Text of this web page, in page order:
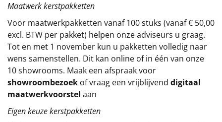
Cadeaubon
Per stuk
Alle overige
Maatwerk kerstpakketten
Voor maatwerkpakketten vanaf 100 stuks (vanaf € 50,00
excl. BTW per pakket) helpen onze adviseurs u graag.
Tot en met 1 november kun u pakketten volledig naar
wens samenstellen. Dit kan online of in één van onze
10 showrooms. Maak een afspraak voor
showroombezoek of vraag een vrijblijvend digitaal
maatwerkvoorstel aan
Eigen keuze kerstpakketten